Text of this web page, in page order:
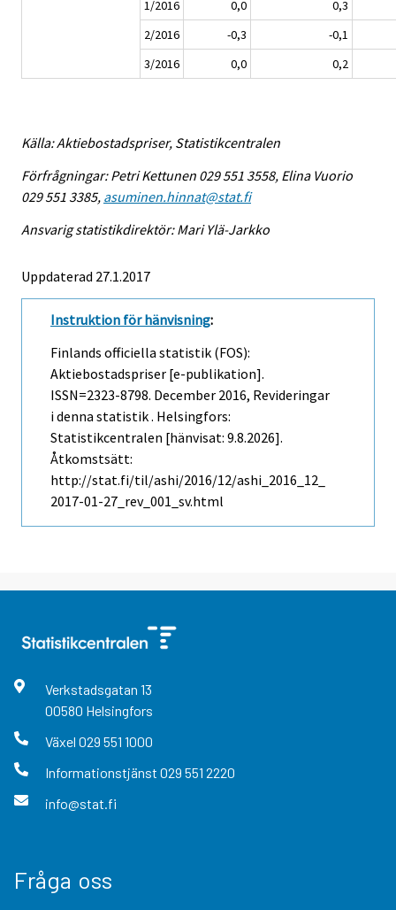
1/2016
0,0
0,3
2/2016
-0,3
-0,1
3/2016
0,0 0,2
Källa: Aktiebostadspriser, Statistikcentralen
Förfrågningar: Petri Kettunen 029 551 3558, Elina Vuorio
029 551 3385, asuminen.hinnat@stat.fi
Ansvarig statistikdirektör: Mari Ylä-Jarkko
Uppdaterad 27.1.2017
Instruktion för hänvisning:
Finlands officiella statistik (FOS):
Aktiebostadspriser [e-publikation].
ISSN=2323-8798. December 2016, Revideringar
i denna statistik . Helsingfors:
Statistikcentralen [hänvisat: 9.8.2026].
Åtkomstsätt:
http://stat.fi/til/ashi/2016/12/ashi_2016_12_
2017-01-27_rev_001_sv.html
Verkstadsgatan 13
00580 Helsingfors
Växel 029 551 1000
Informationstjänst 029 551 2220
info@stat.fi
Fråga oss